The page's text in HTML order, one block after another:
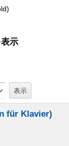
示
für Klavier)